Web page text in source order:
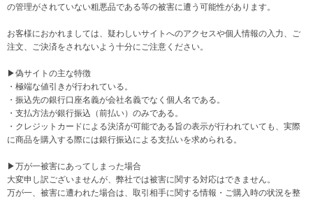
の管理がされていない粗悪品である等の被害に遭う可能性があります。
お客様におかれましては、疑わしいサイトへのアクセスや個人情報の入力、ご
注文、ご決済をされないよう十分にご注意ください。
▶偽サイトの主な特徴
・極端な値引きが行われている。
・振込先の銀行口座名義が会社名義でなく個人名である。
・支払方法が銀行振込（前払い）のみである。
・クレジットカードによる決済が可能である旨の表示が行われていても、実際
に商品を購入する際には銀行振込による支払いを求められる。
▶万が一被害にあってしまった場合
大変申し訳ございませんが、弊社では被害に関する対応はできません。
万が一、被害に遭われた場合は、取引相手に関する情報・ご購入時の状況を整